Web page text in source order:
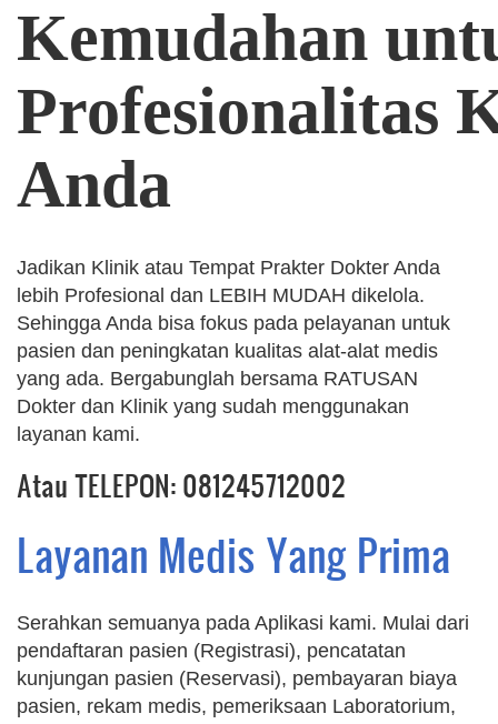
Kemudahan
Profesionalitas
Anda
Jadikan Klinik atau Tempat Prakter Dokter Anda
lebih Profesional dan LEBIH MUDAH dikelola.
Sehingga Anda bisa fokus pada pelayanan untuk
pasien dan peningkatan kualitas alat-alat medis
yang ada. Bergabunglah bersama RATUSAN
Dokter dan Klinik yang sudah menggunakan
layanan kami.
Atau TELEPON: 081245712002
Layanan Medis Yang Prima
Serahkan semuanya pada Aplikasi kami. Mulai dari
pendaftaran pasien (Registrasi), pencatatan
kunjungan pasien (Reservasi), pembayaran biaya
pasien, rekam medis, pemeriksaan Laboratorium,